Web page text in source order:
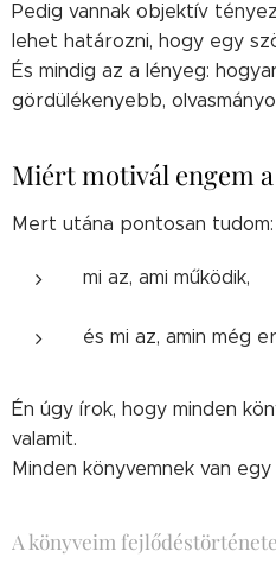
Pedig vannak objektív
lehet határozni, hogy egy
És mindig az a lényeg:
gördülékenyebb,
Miért motivál engem
Mert utána pontosan tudom:
mi az, ami működik,
és mi az, amin még
Én úgy írok, hogy minden
valamit.
Minden könyvemnek van
A könyveim fejlődéstörténete